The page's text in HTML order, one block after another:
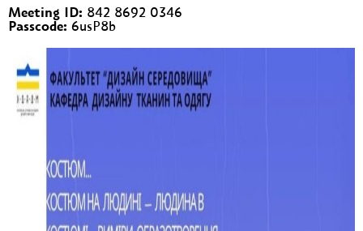
Meeting ID: 842 8692 0346
Passcode: 6usP8b